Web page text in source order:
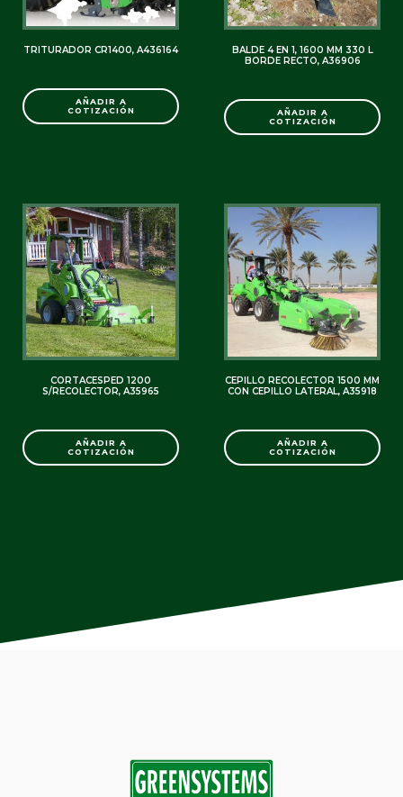
TRITURADOR CR1400, A436164
AÑADIR A
COTIZACIÓN
BALDE 4 EN 1, 1600 MM 330 L
BORDE RECTO, A36906
AÑADIR A
COTIZACIÓN
CORTACESPED 1200
S/RECOLECTOR, A35965
AÑADIR A
COTIZACIÓN
CEPILLO RECOLECTOR 1500 MM
CON CEPILLO LATERAL, A35918
AÑADIR A
COTIZACIÓN